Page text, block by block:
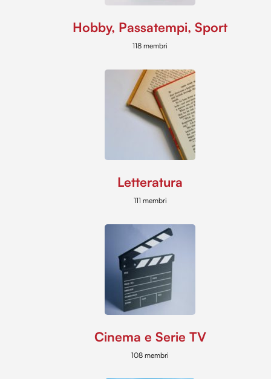
Hobby, Passatempi, Sport
118 membri
Letteratura
111 membri
Cinema e Serie TV
108 membri